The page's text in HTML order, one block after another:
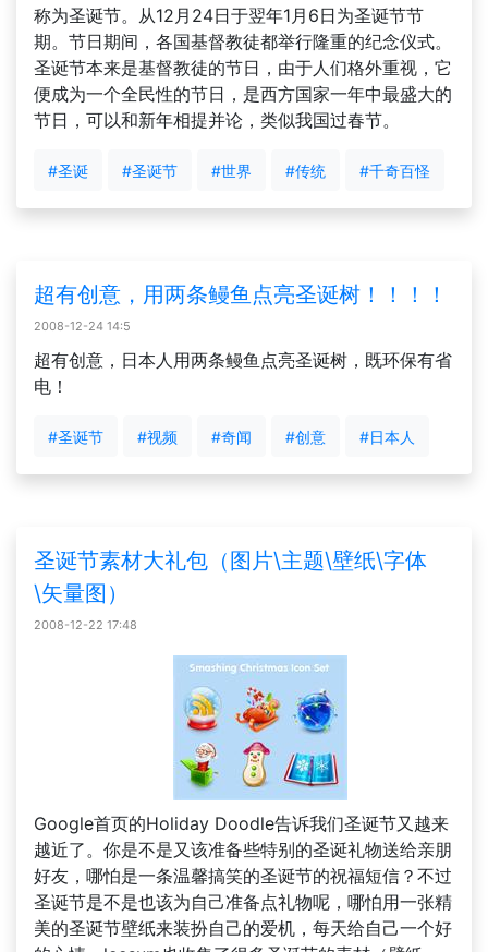
称为圣诞节。从12月24日于翌年1月6日为圣诞节节
期。节日期间，各国基督教徒都举行隆重的纪念仪式。
圣诞节本来是基督教徒的节日，由于人们格外重视，它
便成为一个全民性的节日，是西方国家一年中最盛大的
节日，可以和新年相提并论，类似我国过春节。
#圣诞 #圣诞节 #世界 #传统 #千奇百怪
超有创意，用两条鳗鱼点亮圣诞树！！！！
2008-12-24 14:5
超有创意，日本人用两条鳗鱼点亮圣诞树，既环保有省
电！
#圣诞节 #视频 #奇闻 #创意 #日本人
圣诞节素材大礼包（图片\主题\壁纸\字体
\矢量图）
2008-12-22 17:48
Google首页的Holiday Doodle告诉我们圣诞节又越来
越近了。你是不是又该准备些特别的圣诞礼物送给亲朋
好友，哪怕是一条温馨搞笑的圣诞节的祝福短信？不过
圣诞节是不是也该为自己准备点礼物呢，哪怕用一张精
美的圣诞节壁纸来装扮自己的爱机，每天给自己一个好